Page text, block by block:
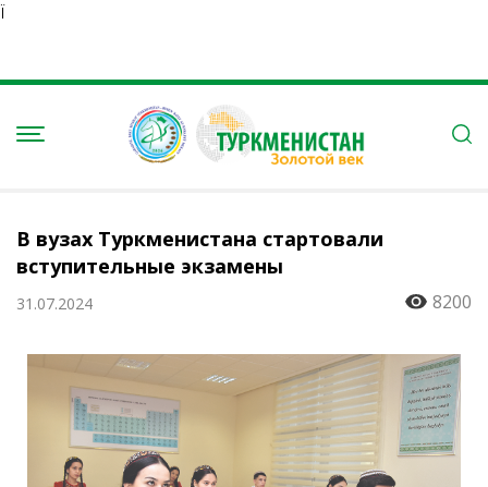
Ï
В вузах Туркменистана стартовали
вступительные экзамены
31.07.2024 8200